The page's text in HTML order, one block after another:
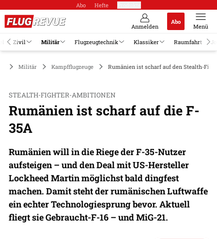
Abo Hefte
Anmelden
Abo
Menü
Zivil Militär Flugzeugtechnik Klassiker Raumfahrt
Militär Kampfflugzeuge Rumänien ist scharf auf den Stealth-
STEALTH-FIGHTER-AMBITIONEN
Rumänien ist scharf auf die F-
35A
Rumänien will in die Riege der F-35-Nutzer
aufsteigen – und den Deal mit US-Hersteller
Lockheed Martin möglichst bald dingfest
machen. Damit steht der rumänischen Luftwaffe
ein echter Technologiesprung bevor. Aktuell
fliegt sie Gebraucht-F-16 – und MiG-21.